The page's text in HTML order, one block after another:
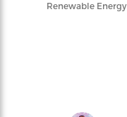
Renewable Energy